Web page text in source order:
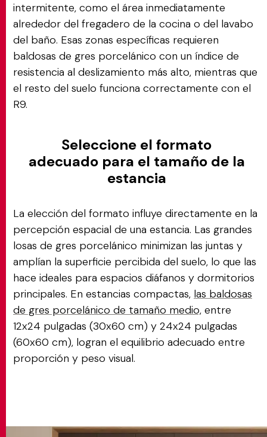
intermitente, como el área inmediatamente
alrededor del fregadero de la cocina o del lavabo
del baño. Esas zonas específicas requieren
baldosas de gres porcelánico con un índice de
resistencia al deslizamiento más alto, mientras que
el resto del suelo funciona correctamente con el
R9.
Seleccione el formato
adecuado para el tamaño de la
estancia
La elección del formato influye directamente en la
percepción espacial de una estancia. Las grandes
losas de gres porcelánico minimizan las juntas y
amplían la superficie percibida del suelo, lo que las
hace ideales para espacios diáfanos y dormitorios
principales. En estancias compactas, las baldosas
de gres porcelánico de tamaño medio, entre
12x24 pulgadas (30x60 cm) y 24x24 pulgadas
(60x60 cm), logran el equilibrio adecuado entre
proporción y peso visual.